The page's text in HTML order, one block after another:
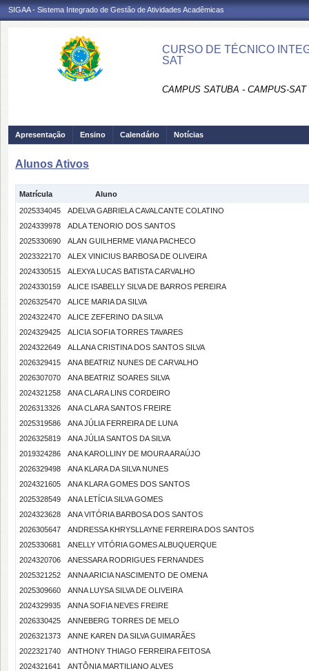
SIGAA - Sistema Integrado de Gestão de Atividades Acadêmicas
CURSO DE TÉCNICO
SAT
CAMPUS SATUBA - CAMPUS-SAT
Apresentação Ensino Calendário Notícias
Alunos Ativos
Matrícula
Aluno
2025334045
ADELVA GABRIELA CAVALCANTE COLATINO
2024339978
ADLA TENORIO DOS SANTOS
2025330690
ALAN GUILHERME VIANA PACHECO
2023322170
ALEX VINICIUS BARBOSA DE OLIVEIRA
2024330515
ALEXYA LUCAS BATISTA CARVALHO
2024330159
ALICE ISABELLY SILVA DE BARROS PEREIRA
2026325470
ALICE MARIA DA SILVA
2024322470
ALICE ZEFERINO DA SILVA
2024329425
ALICIA SOFIA TORRES TAVARES
2024322649
ALLANA CRISTINA DOS SANTOS SILVA
2026329415
ANA BEATRIZ NUNES DE CARVALHO
2026307070
ANA BEATRIZ SOARES SILVA
2024321258
ANA CLARA LINS CORDEIRO
2026313326
ANA CLARA SANTOS FREIRE
2025319586
ANA JÚLIA FERREIRA DE LUNA
2026325819
ANA JÚLIA SANTOS DA SILVA
2019324286
ANA KAROLLINY DE MOURA ARAÚJO
2026329498
ANA KLARA DA SILVA NUNES
2024321605
ANA KLARA GOMES DOS SANTOS
2025328549
ANA LETÍCIA SILVA GOMES
2024323628
ANA VITÓRIA BARBOSA DOS SANTOS
2026305647
ANDRESSA KHRYSLLAYNE FERREIRA DOS SANTOS
2025330681
ANELLY VITÓRIA GOMES ALBUQUERQUE
2024320706
ANESSARA RODRIGUES FERNANDES
2025321252
ANNA ARICIA NASCIMENTO DE OMENA
2025309660
ANNA LUYSA SILVA DE OLIVEIRA
2024329935
ANNA SOFIA NEVES FREIRE
2026330425
ANNEBERG TORRES DE MELO
2026321373
ANNE KAREN DA SILVA GUIMARÃES
2022321740
ANTHONY THIAGO FERREIRA FEITOSA
2024321641
ANTÔNIA MARTILIANO ALVES